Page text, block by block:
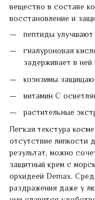
вещество в составе
восстановление и
пептиды улучшают
гиалуроновая
задерживает в ней
коэнзимы
витамин С
растительные
Легкая текстура
отсутствие липкости
результат, можно
защитный крем с
орхидеей Demax.
раздражения даже у